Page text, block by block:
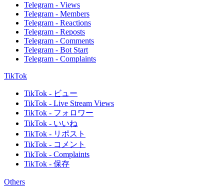
Telegram - Views
Telegram - Members
Telegram - Reactions
Telegram - Reposts
Telegram - Comments
Telegram - Bot Start
Telegram - Complaints
TikTok
TikTok - ビュー
TikTok - Live Stream Views
TikTok - フォロワー
TikTok - いいね
TikTok - リポスト
TikTok - コメント
TikTok - Complaints
TikTok - 保存
Others